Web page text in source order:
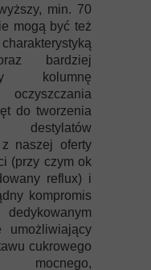
min. 70
mogą być też
bardziej
kolumnę
do tworzenia
destylatów
naszej oferty
(przy czym ok
reflux) i
kompromis
umożliwiający
cukrowego